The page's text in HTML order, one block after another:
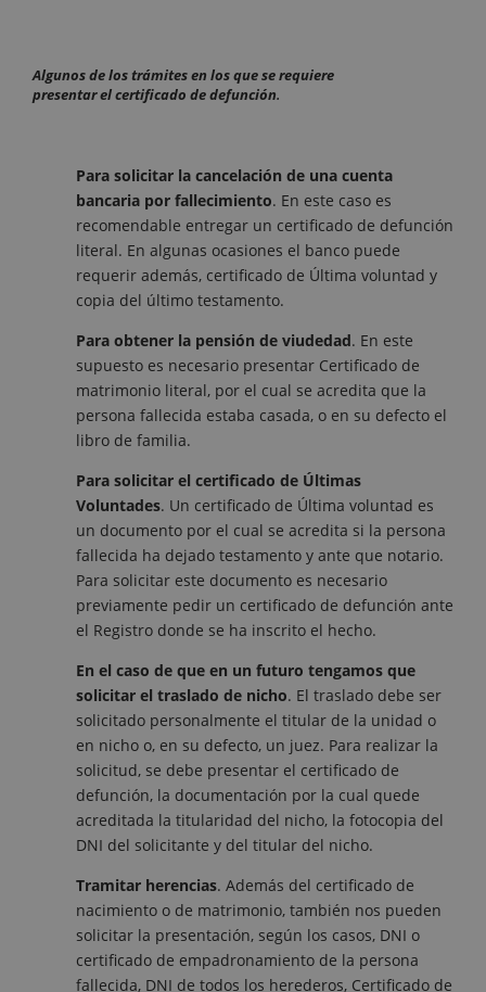
Algunosde los trámites en los que se requiere
presentar el certificado de defunción.
Para solicitar la cancelación de una cuenta
bancaria por fallecimiento. En este caso es
recomendable entregar un certificado de defunción
literal. En algunas ocasiones el banco puede
requerir además, certificado de Última voluntad y
copia del último testamento.
Para obtener la pensión de viudedad. En este
supuesto es necesario presentar Certificado de
matrimonio literal, por el cual se acredita que la
persona fallecida estaba casada, o en su defecto el
libro de familia.
Para solicitar el certificado de Últimas
Voluntades. Un certificado de Última voluntad es
un documento por el cual se acredita si la persona
fallecida ha dejado testamento y ante que notario.
Para solicitar este documento es necesario
previamente pedir un certificado de defunción ante
el Registro donde se ha inscrito el hecho.
En el caso de que en un futuro tengamos que
solicitar el traslado de nicho. El traslado debe ser
solicitado personalmente el titular de la unidad o
en nicho o, en su defecto, un juez. Para realizar la
solicitud, se debe presentar el certificado de
defunción, la documentación por la cual quede
acreditada la titularidad del nicho, la fotocopia del
DNI del solicitante y del titular del nicho.
Tramitar herencias. Además del certificado de
nacimiento o de matrimonio, también nos pueden
solicitar la presentación, según los casos, DNI o
certificado de empadronamiento de la persona
fallecida, DNI de todos los herederos, Certificado de